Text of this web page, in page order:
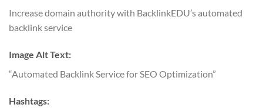
Increase domain authority with BacklinkEDU’s automated
backlink service
Image Alt Text:
“Automated Backlink Service for SEO Optimization”
Hashtags: